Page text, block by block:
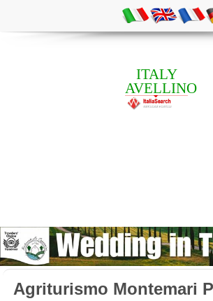
ITALY
AVELLINO
Agriturismo Montemari